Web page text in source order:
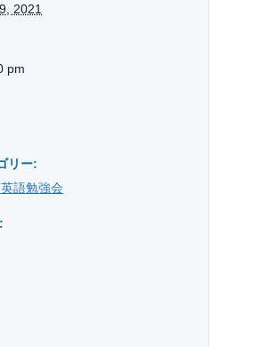
2021
pm
リー:
語勉強会